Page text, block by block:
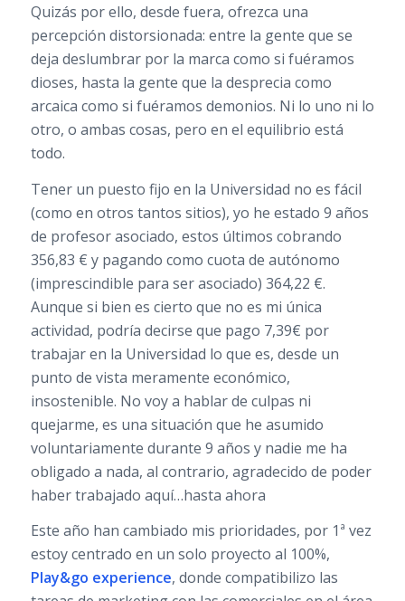
Quizás por ello, desde fuera, ofrezca una
percepción distorsionada: entre la gente que se
deja deslumbrar por la marca como si fuéramos
dioses, hasta la gente que la desprecia como
arcaica como si fuéramos demonios. Ni lo uno ni lo
otro, o ambas cosas, pero en el equilibrio está
todo.
Tener un puesto fijo en la Universidad no es fácil
(como en otros tantos sitios), yo he estado 9 años
de profesor asociado, estos últimos cobrando
356,83 € y pagando como cuota de autónomo
(imprescindible para ser asociado) 364,22 €.
Aunque si bien es cierto que no es mi única
actividad, podría decirse que pago 7,39€ por
trabajar en la Universidad lo que es, desde un
punto de vista meramente económico,
insostenible. No voy a hablar de culpas ni
quejarme, es una situación que he asumido
voluntariamente durante 9 años y nadie me ha
obligado a nada, al contrario, agradecido de poder
haber trabajado aquí…hasta ahora
Este año han cambiado mis prioridades, por 1ª vez
estoy centrado en un solo proyecto al 100%,
Play&go experience, donde compatibilizo las